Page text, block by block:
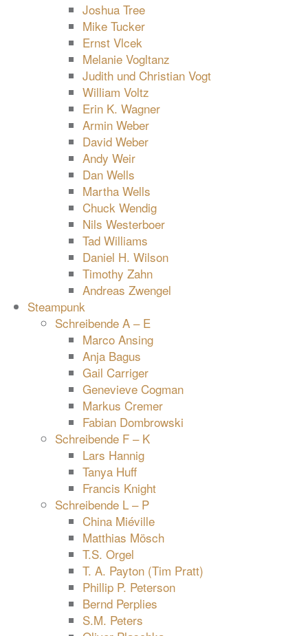
Joshua Tree
Mike Tucker
Ernst Vlcek
Melanie Vogltanz
Judith und Christian Vogt
William Voltz
Erin K. Wagner
Armin Weber
David Weber
Andy Weir
Dan Wells
Martha Wells
Chuck Wendig
Nils Westerboer
Tad Williams
Daniel H. Wilson
Timothy Zahn
Andreas Zwengel
Steampunk
Schreibende A – E
Marco Ansing
Anja Bagus
Gail Carriger
Genevieve Cogman
Markus Cremer
Fabian Dombrowski
Schreibende F – K
Lars Hannig
Tanya Huff
Francis Knight
Schreibende L – P
China Miéville
Matthias Mösch
T.S. Orgel
T. A. Payton (Tim Pratt)
Phillip P. Peterson
Bernd Perplies
S.M. Peters